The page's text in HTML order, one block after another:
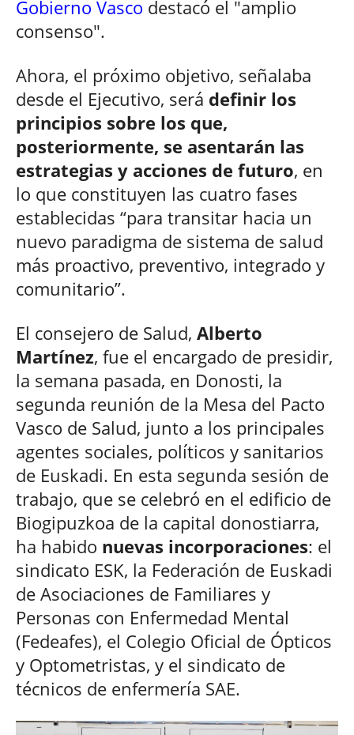
Gobierno Vasco destacó el "amplio
consenso".
Ahora, el próximo objetivo, señalaba
desde el Ejecutivo, será definir los
principios sobre los que,
posteriormente, se asentarán las
estrategias y acciones de futuro, en
lo que constituyen las cuatro fases
establecidas “para transitar hacia un
nuevo paradigma de sistema de salud
más proactivo, preventivo, integrado y
comunitario”.
El consejero de Salud, Alberto
Martínez, fue el encargado de presidir,
la semana pasada, en Donosti, la
segunda reunión de la Mesa del Pacto
Vasco de Salud, junto a los principales
agentes sociales, políticos y sanitarios
de Euskadi. En esta segunda sesión de
trabajo, que se celebró en el edificio de
Biogipuzkoa de la capital donostiarra,
ha habido nuevas incorporaciones: el
sindicato ESK, la Federación de Euskadi
de Asociaciones de Familiares y
Personas con Enfermedad Mental
(Fedeafes), el Colegio Oficial de Ópticos
y Optometristas, y el sindicato de
técnicos de enfermería SAE.